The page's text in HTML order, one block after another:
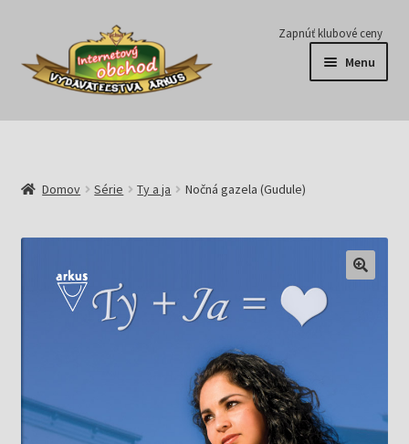
Preskočiť
navigáciu
Preskočiť
obsah
Zapnúť klubové ceny
Menu
Série
Predplatné
Pripravujeme
Knižný klub
Domov Série Ty a ja Nočná gazela (Gudule)